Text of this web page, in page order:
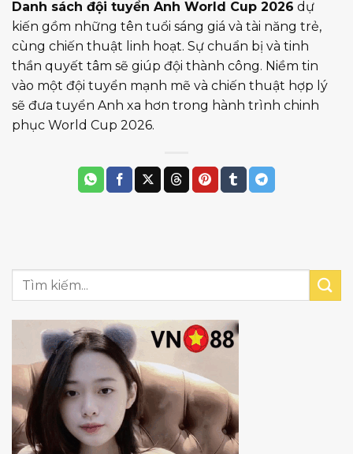
Danh sách đội tuyển Anh World Cup 2026 dự
kiến gồm những tên tuổi sáng giá và tài năng trẻ,
cùng chiến thuật linh hoạt. Sự chuẩn bị và tinh
thần quyết tâm sẽ giúp đội thành công. Niềm tin
vào một đội tuyển mạnh mẽ và chiến thuật hợp lý
sẽ đưa tuyển Anh xa hơn trong hành trình chinh
phục World Cup 2026.